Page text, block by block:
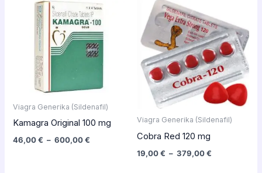
Viagra Generika (Sildenafil)
Kamagra Original 100 mg
46,00€ – 600,00€
de
prix :
46,00 €
à
600,00 €
Viagra Generika (Sildenafil)
Cobra Red 120 mg
19,00€ – 379,00€
prix :
19,00 €
à
379,00 €